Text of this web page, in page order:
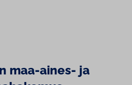
maa-aines- ja